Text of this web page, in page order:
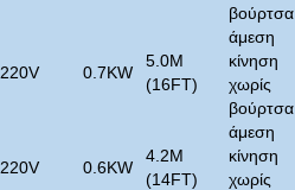
βούρτσα
220V 0.7KW
5.0M
(16FT)
άμεση
κίνηση
χωρίς
βούρτσα
220V 0.6KW
4.2M
(14FT)
άμεση
κίνηση
χωρίς